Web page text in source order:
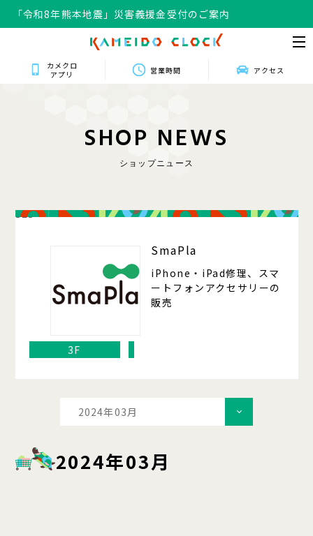
「令和8年熊本地震」災害義援金受付のご案内
カメクロ
アプリ
営業時間 アクセス
SHOP NEWS
ショップニュース
323
SmaPla
iPhone・iPad修理、スマ
ートフォンアクセサリーの
販売
3F
2024年03月
2024年03月